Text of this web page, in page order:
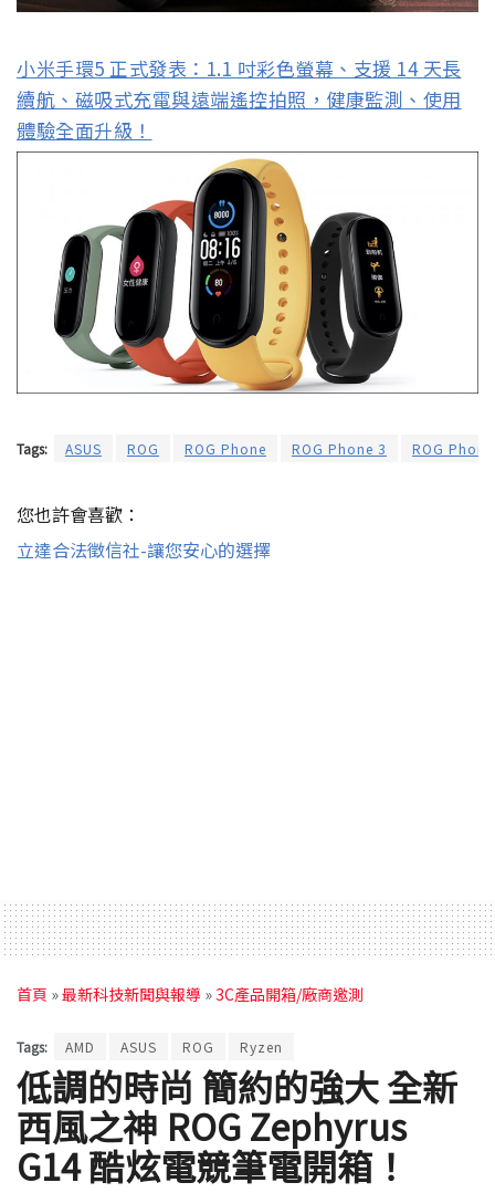
小米手環5 正式發表：1.1 吋彩色螢幕、支援 14 天長
續航、磁吸式充電與遠端遙控拍照，健康監測、使用
體驗全面升級！
Tags: ASUS ROG ROG Phone ROG Phone 3 ROG
您也許會喜歡：
立達合法徵信社-讓您安心的選擇
首頁 »最新科技新聞與報導 »3C產品開箱/廠商邀測
Tags: AMD ASUS ROG Ryzen
低調的時尚 簡約的強大 全新
西風之神 ROG Zephyrus
G14 酷炫電競筆電開箱！